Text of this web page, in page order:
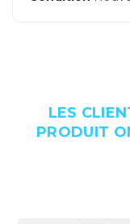
LES
PRODUIT